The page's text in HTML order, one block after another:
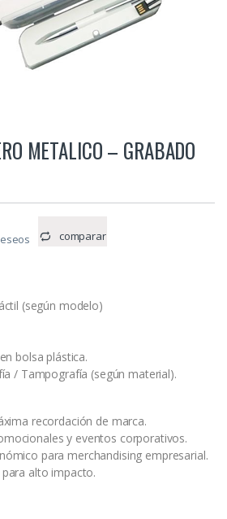
METALICO – GRABADO
comparar
(según modelo)
bolsa plástica.
/ Tampografía (según material).
recordación de marca.
y eventos corporativos.
para merchandising empresarial.
alto impacto.